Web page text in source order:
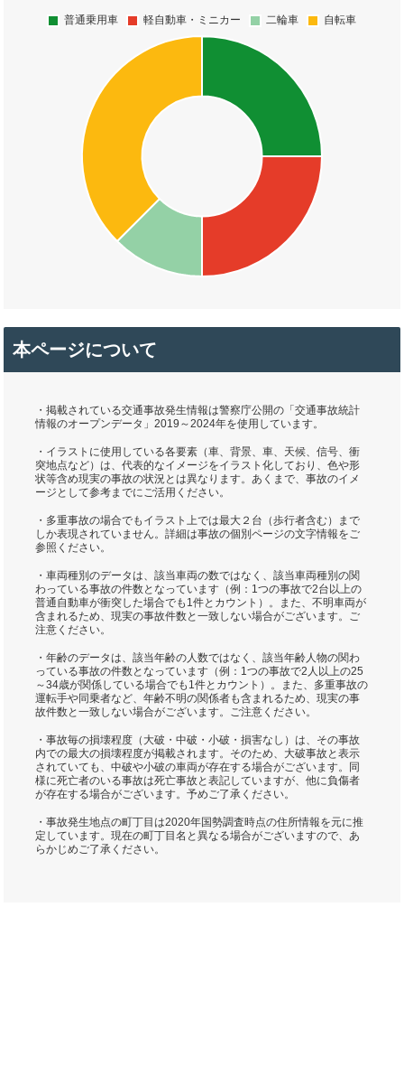
本ページについて
・掲載されている交通事故発生情報は警察庁公開の「交通事故統計
情報のオープンデータ」2019～2024年を使用しています。
・イラストに使用している各要素（車、背景、車、天候、信号、衝
突地点など）は、代表的なイメージをイラスト化しており、色や形
状等含め現実の事故の状況とは異なります。あくまで、事故のイメ
ージとして参考までにご活用ください。
・多重事故の場合でもイラスト上では最大２台（歩行者含む）まで
しか表現されていません。詳細は事故の個別ページの文字情報をご
参照ください。
・車両種別のデータは、該当車両の数ではなく、該当車両種別の関
わっている事故の件数となっています（例：1つの事故で2台以上の
普通自動車が衝突した場合でも1件とカウント）。また、不明車両が
含まれるため、現実の事故件数と一致しない場合がございます。ご
注意ください。
・年齢のデータは、該当年齢の人数ではなく、該当年齢人物の関わ
っている事故の件数となっています（例：1つの事故で2人以上の25
～34歳が関係している場合でも1件とカウント）。また、多重事故の
運転手や同乗者など、年齢不明の関係者も含まれるため、現実の事
故件数と一致しない場合がございます。ご注意ください。
・事故毎の損壊程度（大破・中破・小破・損害なし）は、その事故
内での最大の損壊程度が掲載されます。そのため、大破事故と表示
されていても、中破や小破の車両が存在する場合がございます。同
様に死亡者のいる事故は死亡事故と表記していますが、他に負傷者
が存在する場合がございます。予めご了承ください。
・事故発生地点の町丁目は2020年国勢調査時点の住所情報を元に推
定しています。現在の町丁目名と異なる場合がございますので、あ
らかじめご了承ください。